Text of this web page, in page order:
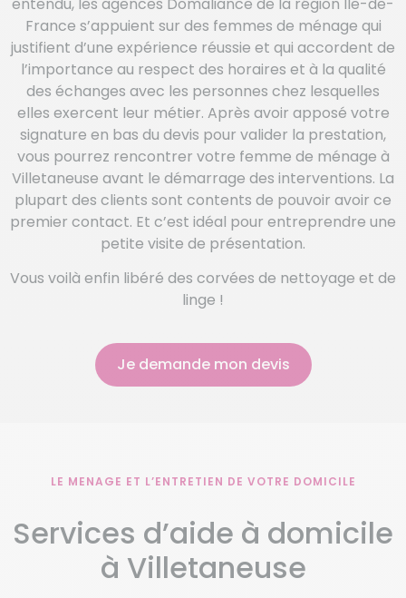
France s’appuient sur des femmes de ménage qui
justifient d’une expérience réussie et qui accordent de
l’importance au respect des horaires et à la qualité
des échanges avec les personnes chez lesquelles
elles exercent leur métier. Après avoir apposé votre
signature en bas du devis pour valider la prestation,
vous pourrez rencontrer votre femme de ménage à
Villetaneuse avant le démarrage des interventions. La
plupart des clients sont contents de pouvoir avoir ce
premier contact. Et c’est idéal pour entreprendre une
petite visite de présentation.
Vous voilà enfin libéré des corvées de nettoyage et de
linge !
Je demande mon devis
LE MENAGE ET L’ENTRETIEN DE VOTRE DOMICILE
Services d’aide à domicile
à Villetaneuse